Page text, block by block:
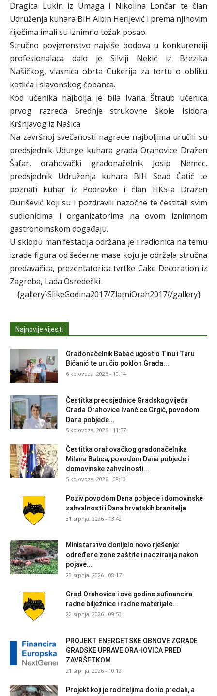
Dragica Lukin iz Umaga i Nikolina Lončar te član
Udruženja kuhara BIH Albin Herljević i prema njihovim
riječima imali su iznimno težak posao.
Stručno povjerenstvo najviše bodova u konkurenciji
profesionalaca dalo je Silviji Nekić iz Brezika
Našičkog, vlasnica obrta Cukerija za tortu o obliku
kotlića i slavonskog čobanca.
Kod učenika najbolja je bila Ivana Štraub učenica
prvog razreda Srednje strukovne škole Isidora
Kršnjavog iz Našica.
Na završnoj svečanosti nagrade najboljima uručili su
predsjednik Udurge kuhara grada Orahovice Dražen
Šafar, orahovački gradonačelnik Josip Nemec,
predsjednik Udruženja kuhara BIH Sead Čatić te
poznati kuhar iz Podravke i član HKS-a Dražen
Đurišević koji su i pozdravili nazočne te čestitali svim
sudionicima i organizatorima na ovom iznimnom
gastronomskom događaju.
U sklopu manifestacija održana je i radionica na temu
izrade figura od šećerne mase koju je održala stručna
predavačica, prezentatorica tvrtke Cake Decoration iz
Zagreba, Lada Osredečki.
{gallery}SlikeGodina2017/ZlatniOrah2017{/gallery}
Najnovije vijesti
Gradonačelnik Babac ugostio Tinu i Taru
Bičanić te uručio poklon Grada...
6 kolovoza, 2026 - 10:14
Čestitka predsjednice Gradskog vijeća
Grada Orahovice Ivančice Grgić, povodom
Dana pobjede...
5 kolovoza, 2026 - 11:57
Čestitka orahovačkog gradonačelnika
Milana Babca, povodom Dana pobjede i
domovinske zahvalnosti...
5 kolovoza, 2026 - 08:13
Poziv povodom Dana pobjede i domovinske
zahvalnosti i Dana hrvatskih branitelja
31 srpnja, 2026 - 13:42
Ministarstvo donijelo novo rješenje:
određene zone zaštite i nadziranja nakon
pojave...
23 srpnja, 2026 - 08:17
Grad Orahovica i ove godine sufinancira
radne bilježnice i radne materijale...
22 srpnja, 2026 - 09:53
PROJEKT ENERGETSKE OBNOVE ZGRADE
GRADSKE UPRAVE ORAHOVICA PRED
ZAVRŠETKOM
21 srpnja, 2026 - 10:12
Projekt koji je roditeljima donio predah, a